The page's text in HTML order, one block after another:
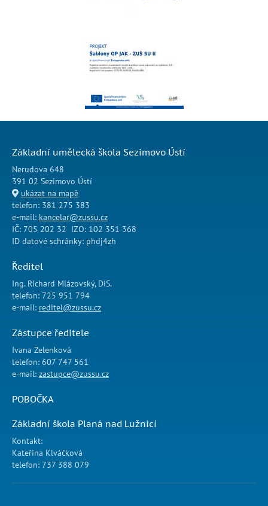
Základní umělecká škola Sezimovo Ústí
Nerudova 648
391 02 Sezimovo Ústí
ukázat na mapě
telefon: 381 275 383
e-mail: kancelar@zussu.cz
IČ: 705 202 32 IZO: 102 351 368
ID datové schránky: phdj4zh
Ředitel
Ing. Richard Mlázovský, DiS.
telefon: 725 951 794
e-mail: reditel@zussu.cz
Zástupce ředitele
Ivana Zelenková
telefon: 607 747 561
e-mail: zastupce@zussu.cz
POBOČKA
Základní škola Planá nad Lužnicí
Kontakt:
Kateřina Klváčková
telefon: 737 388 079